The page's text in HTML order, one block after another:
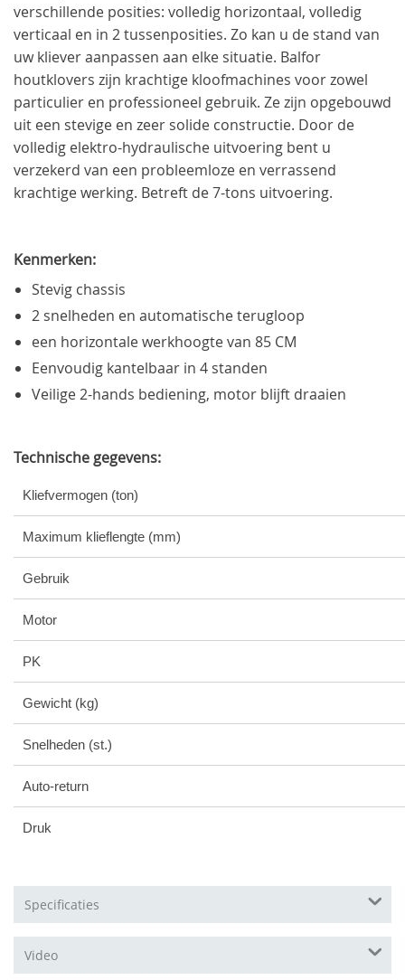
verschillende posities: volledig horizontaal, volledig
verticaal en in 2 tussenposities. Zo kan u de stand van
uw kliever aanpassen aan elke situatie. Balfor
houtklovers zijn krachtige kloofmachines voor zowel
particulier en professioneel gebruik. Ze zijn opgebouwd
uit een stevige en zeer solide constructie. Door de
volledig elektro-hydraulische uitvoering bent u
verzekerd van een probleemloze en verrassend
krachtige werking. Betreft de 7-tons uitvoering.
Kenmerken:
Stevig chassis
2 snelheden en automatische terugloop
een horizontale werkhoogte van 85 CM
Eenvoudig kantelbaar in 4 standen
Veilige 2-hands bediening, motor blijft draaien
Technische gegevens:
Kliefvermogen (ton)
Maximum klieflengte (mm)
Gebruik
Motor
PK
Gewicht (kg)
Snelheden (st.)
Auto-return
Druk
Specificaties
Video